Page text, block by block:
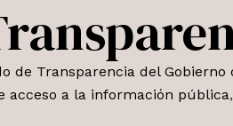
de Transparencia del Gobierno
acceso a la información pública